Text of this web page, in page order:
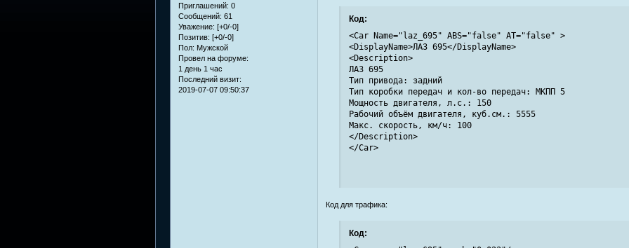
Приглашений: 0
Сообщений: 61
Уважение: [+0/-0]
Позитив: [+0/-0]
Пол: Мужской
Провел на форуме:
1 день 1 час
Последний визит:
2019-07-07 09:50:37
Код:
<Car Name="laz_695" ABS="false" AT="false" >
<DisplayName>ЛАЗ 695</DisplayName>
<Description>
ЛАЗ 695
Тип привода: задний
Тип коробки передач и кол-во передач: МКПП 5
Мощность двигателя, л.с.: 150
Рабочий объём двигателя, куб.см.: 5555
Макс. скорость, км/ч: 100
</Description>
</Car>
Код для трафика:
Код: